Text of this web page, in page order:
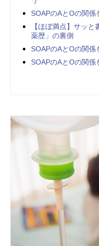
SOAPのAとOの関係
【ほぼ満点】サッ
薬歴」の裏側
SOAPのAとOの関係
SOAPのAとOの関係